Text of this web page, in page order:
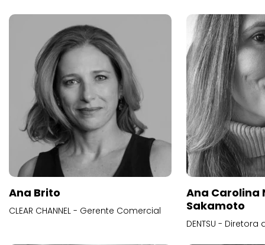
Ana Brito
CLEAR CHANNEL - Gerente Comercial
Ana Carolina
Sakamoto
DENTSU -